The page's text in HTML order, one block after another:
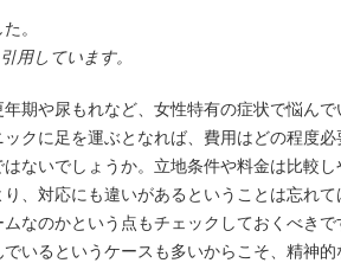
。
用しています。
期や尿もれなど、女性特有の症状で悩ん
クに足を運ぶとなれば、費用はどの程度
ないでしょうか。立地条件や料金は比較
、対応にも違いがあるということは忘れ
なのかという点もチェックしておくべき
いるというケースも多いからこそ、精神